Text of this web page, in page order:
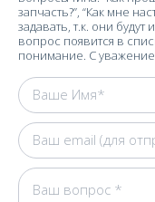
запчасть?”, “Как мне
задавать, т.к. они
вопрос появится в
понимание. С